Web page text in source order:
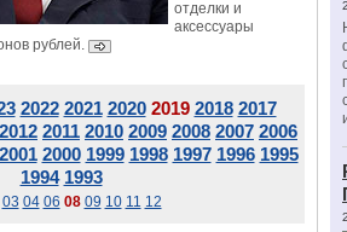
отделки и
аксессуары
рублей.
2022 2021 2020 2019 2018 2017
2012 2011 2010 2009 2008 2007 2006
2001 2000 1999 1998 1997 1996 1995
1994 1993
03 04 06 08 09 10 11 12